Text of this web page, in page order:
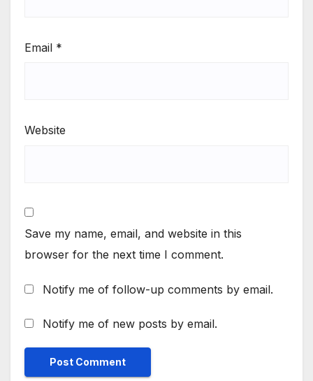
Email *
Website
Save my name, email, and website in this
browser for the next time I comment.
Notify me of follow-up comments by email.
Notify me of new posts by email.